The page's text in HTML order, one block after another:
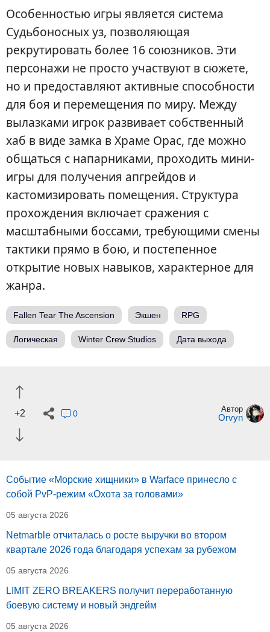
Особенностью игры является система
Судьбоносных уз, позволяющая
рекрутировать более 16 союзников. Эти
персонажи не просто участвуют в сюжете,
но и предоставляют активные способности
для боя и перемещения по миру. Между
вылазками игрок развивает собственный
хаб в виде замка в Храме Орас, где можно
общаться с напарниками, проходить мини-
игры для получения апгрейдов и
кастомизировать помещения. Структура
прохождения включает сражения с
масштабными боссами, требующими смены
тактики прямо в бою, и постепенное
открытие новых навыков, характерное для
жанра.
Fallen Tear The Ascension Экшен RPG
Логическая Winter Crew Studios Дата выхода
+2 0 Автор
Orvyn
Событие «Морские хищники» в Warface принесло с
собой PvP-режим «Охота за головами»
05 августа 2026
Netmarble отчиталась о росте выручки во втором
квартале 2026 года благодаря успехам за рубежом
05 августа 2026
LIMIT ZERO BREAKERS получит переработанную
боевую систему и новый эндгейм
05 августа 2026